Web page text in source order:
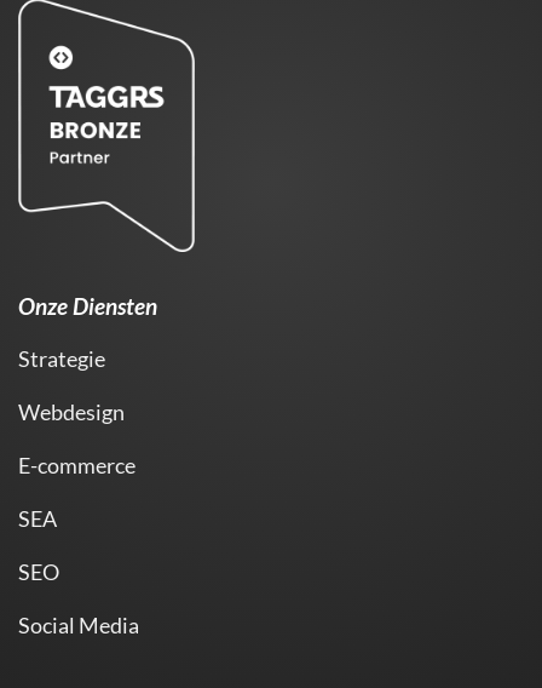
Onze Diensten
Strategie
Webdesign
E-commerce
SEA
SEO
Social Media